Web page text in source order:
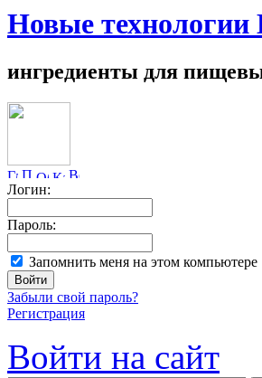
Новые
ингредиенты для
Логин:
Пароль:
Запомнить меня на этом компьютере
Забыли свой пароль?
Регистрация
Войти на сайт